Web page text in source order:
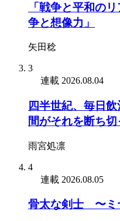
「戦争と平和の
争と想像力」
矢田稔
3
連載 2026.08.04
四半世紀、毎日
間がそれを断ち
雨宮処凛
4
連載 2026.08.05
骨太な剣士 〜ミ